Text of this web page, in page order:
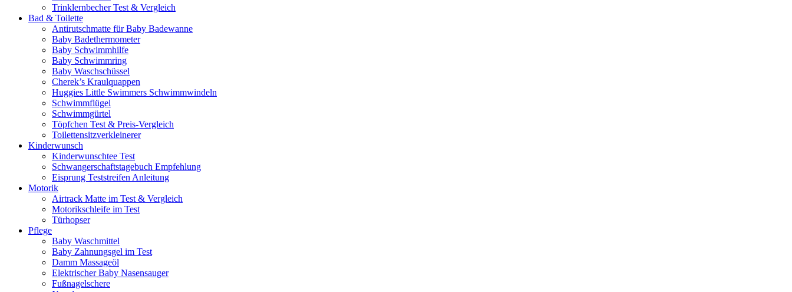
Trinklernbecher Test & Vergleich
Bad & Toilette
Antirutschmatte für Baby Badewanne
Baby Badethermometer
Baby Schwimmhilfe
Baby Schwimmring
Baby Waschschüssel
Cherek’s Kraulquappen
Huggies Little Swimmers Schwimmwindeln
Schwimmflügel
Schwimmgürtel
Töpfchen Test & Preis-Vergleich
Toilettensitzverkleinerer
Kinderwunsch
Kinderwunschtee Test
Schwangerschaftstagebuch Empfehlung
Eisprung Teststreifen Anleitung
Motorik
Airtrack Matte im Test & Vergleich
Motorikschleife im Test
Türhopser
Pflege
Baby Waschmittel
Baby Zahnungsgel im Test
Damm Massageöl
Elektrischer Baby Nasensauger
Fußnagelschere